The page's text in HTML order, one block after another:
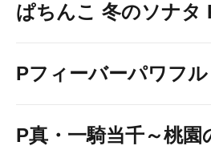
ぱちんこ 冬のソナタ
Pフィーバーパワフル
P真・一騎当千～桃園